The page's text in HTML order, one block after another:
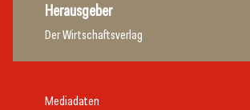
Herausgeber
Der Wirtschaftsverlag
Mediadaten